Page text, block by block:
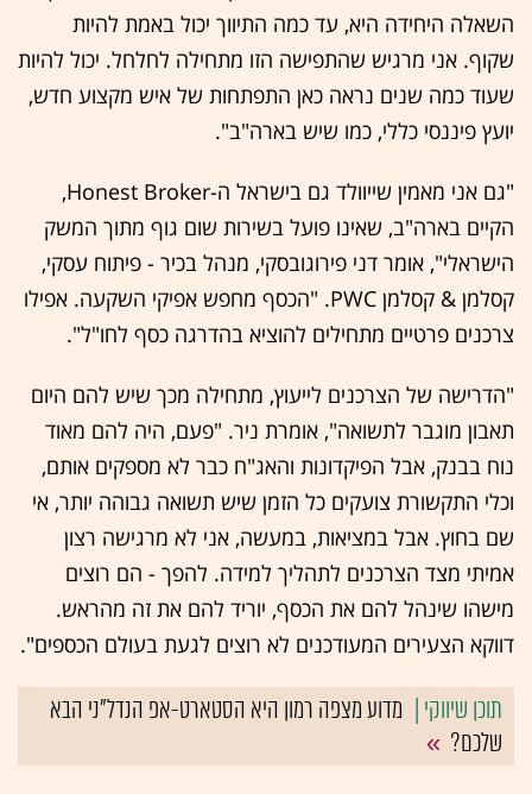
השאלה היחידה היא, עד כמה התיווך יכול באמת להיות
שקוף. אני מרגיש שהתפישה הזו מתחילה לחלחל. יכול להיות
שעוד כמה שנים נראה כאן התפתחות של איש מקצוע חדש,
יועץ פיננסי כללי, כמו שיש בארה"ב".
"גם אני מאמין שייוולד גם בישראל ה-Honest Broker,
הקיים בארה"ב, שאינו פועל בשירות שום גוף מתוך המשק
הישראלי", אומר דני פירוגובסקי, מנהל בכיר - פיתוח עסקי,
קסלמן & קסלמן PWC. "הכסף מחפש אפיקי השקעה. אפילו
צרכנים פרטיים מתחילים להוציא בהדרגה כסף לחו"ל".
"הדרישה של הצרכנים לייעוץ, מתחילה מכך שיש להם היום
תאבון מוגבר לתשואה", אומרת ניר. "פעם, היה להם מאוד
נוח בבנק, אבל הפיקדונות והאג"ח כבר לא מספקים אותם,
וכלי התקשורת צועקים כל הזמן שיש תשואה גבוהה יותר, אי
שם בחוץ. אבל במציאות, במעשה, אני לא מרגישה רצון
אמיתי מצד הצרכנים לתהליך למידה. להפך - הם רוצים
מישהו שינהל להם את הכסף, יוריד להם את זה מהראש.
דווקא הצעירים המעודכנים לא רוצים לגעת בעולם הכספים".
מדוע מצפה רמון היא הסטארט-אפ הנדל"ני הבא
שלכם?